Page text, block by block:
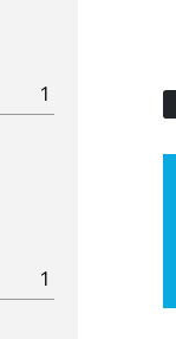
1
1